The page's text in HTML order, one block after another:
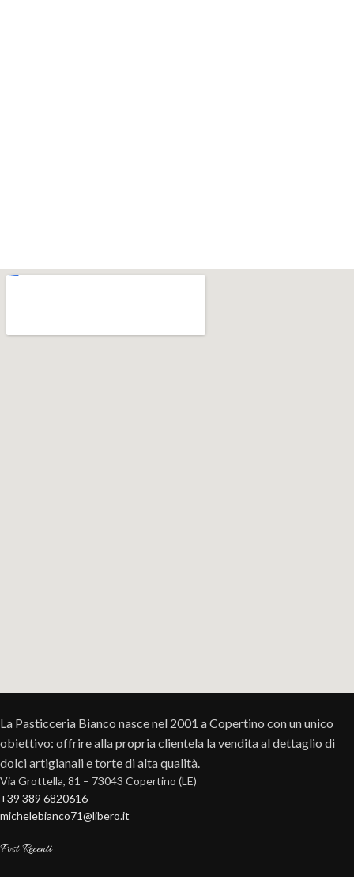
La Pasticceria Bianco nasce nel 2001 a Copertino con un unico
obiettivo: offrire alla propria clientela la vendita al dettaglio di
dolci artigianali e torte di alta qualità.
Via Grottella, 81 – 73043 Copertino (LE)
+39 389 6820616
michelebianco71@libero.it
Post Recenti